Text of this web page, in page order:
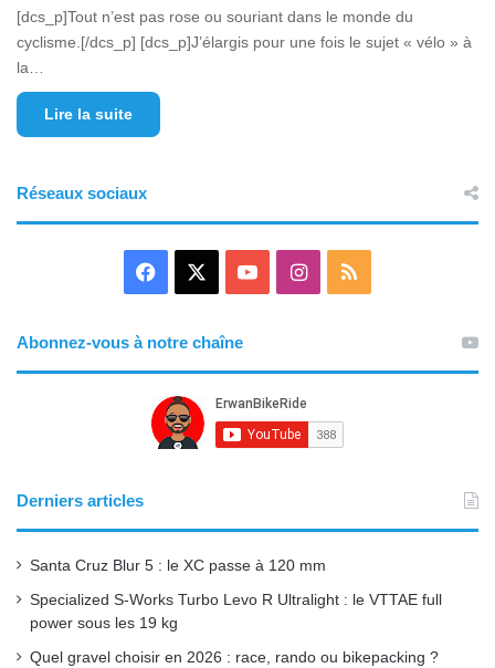
[dcs_p]Tout n’est pas rose ou souriant dans le monde du
cyclisme.[/dcs_p] [dcs_p]J’élargis pour une fois le sujet « vélo » à
la…
Lire la suite
Réseaux sociaux
e
b
o
T
u
e
I
a
r
Abonnez-vous à notre chaîne
Derniers articles
Santa Cruz Blur 5 : le XC passe à 120 mm
Specialized S-Works Turbo Levo R Ultralight : le VTTAE full
power sous les 19 kg
Quel gravel choisir en 2026 : race, rando ou bikepacking ?